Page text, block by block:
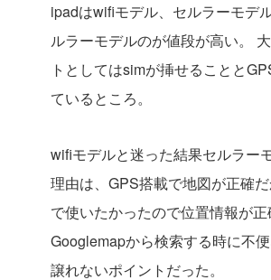
ipadはwifiモデル、セルラーモデ
ルラーモデルのが値段が高い。
トとしてはsimが挿せることと
ているところ。
wifiモデルと迷った結果セルラー
理由は、GPS搭載で地図が正確だ
で使いたかったので位置情報が
Googlemapから検索する時に不
譲れないポイントだった。